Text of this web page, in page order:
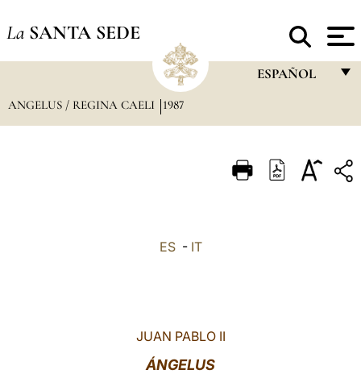
La SANTA SEDE
ESPAÑOL
ITALIANO
ANGELUS / REGINA CAELI 1987
ES- IT
JUAN PABLO II
ÁNGELUS